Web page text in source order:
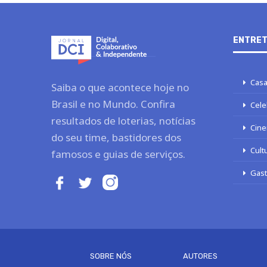
Saiba o que acontece hoje no
Brasil e no Mundo. Confira
resultados de loterias, notícias
do seu time, bastidores dos
famosos e guias de serviços.
SOBRE NÓS AUTORES